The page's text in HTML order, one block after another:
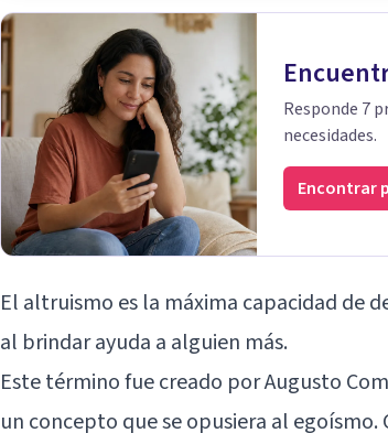
Responde 7
necesidades.
Encontrar
El altruismo es la máxima capacidad de
al brindar ayuda a alguien más.
Este término fue creado por Augusto
un concepto que se opusiera al